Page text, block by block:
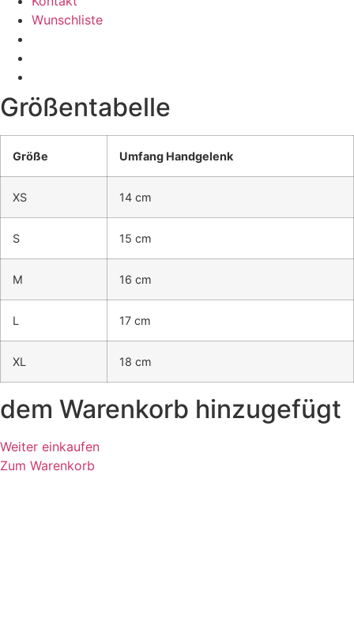
Wunschliste
Größentabelle
Größe Umfang Handgelenk
XS 14 cm
S 15 cm
M 16 cm
L 17 cm
XL 18 cm
dem Warenkorb hinzugefügt
Weiter einkaufen
Zum Warenkorb